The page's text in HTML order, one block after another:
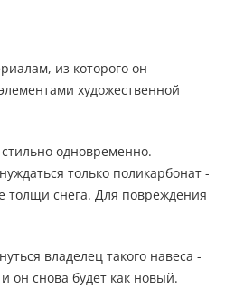
из которого он
художественной
одновременно.
только поликарбонат -
толщи снега. Для повреждения
владелец такого навеса -
он снова будет как новый.